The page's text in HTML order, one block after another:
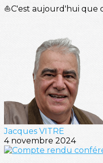
⛵C'est aujourd'hui que
Jacques VITRE
4 novembre 2024